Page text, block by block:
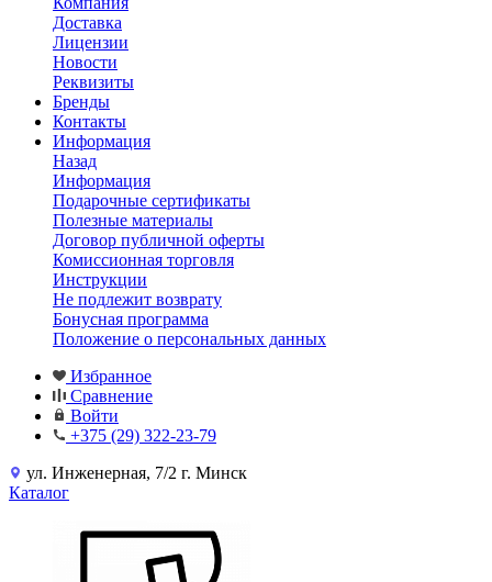
Доставка
Лицензии
Новости
Реквизиты
Бренды
Контакты
Информация
Назад
Информация
Подарочные сертификаты
Полезные материалы
Договор публичной оферты
Комиссионная торговля
Инструкции
Не подлежит возврату
Бонусная программа
Положение о персональных данных
Избранное
Сравнение
Войти
+375 (29) 322-23-79
ул. Инженерная, 7/2 г. Минск
Каталог